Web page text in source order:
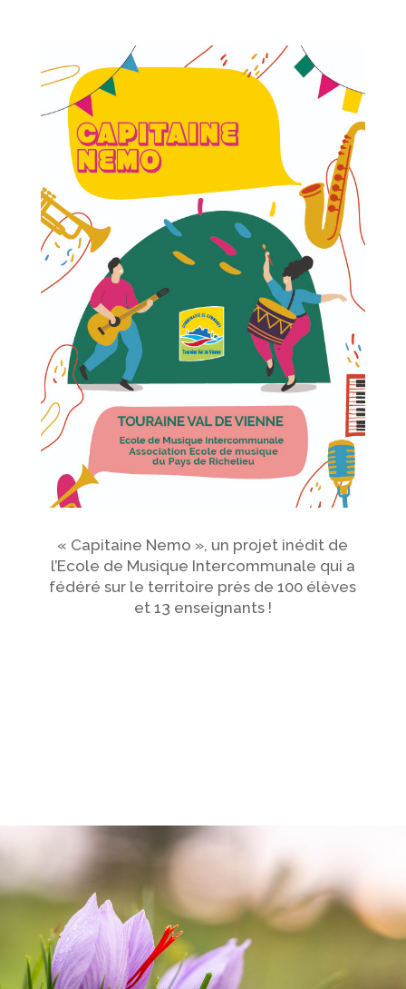
« Capitaine Nemo », un projet inédit de
l’Ecole de Musique Intercommunale qui a
fédéré sur le territoire près de 100 élèves
et 13 enseignants !